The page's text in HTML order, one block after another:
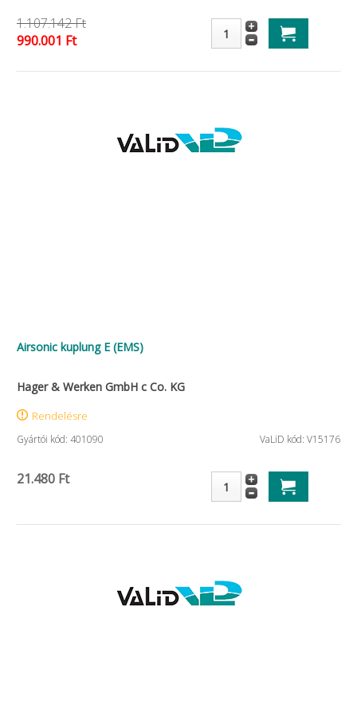
1.107.142 Ft
990.001 Ft
Airsonic kuplung E (EMS)
Hager & Werken GmbH c Co. KG
Rendelésre
Gyártói kód: 401090 VaLiD kód: V15176
21.480 Ft